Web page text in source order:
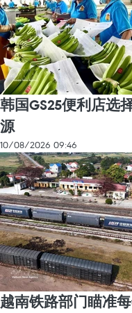
韩国GS25便利店选
源
10/08/2026 09:46
越南铁路部门瞄准